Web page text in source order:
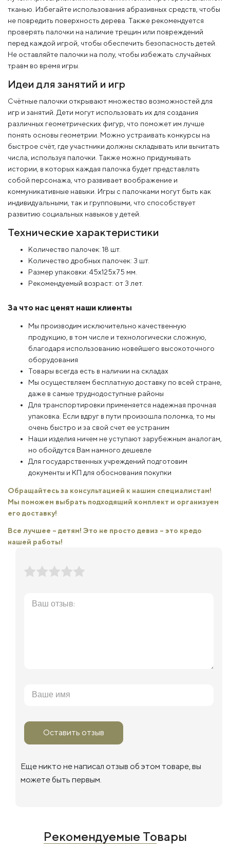
тканью. Избегайте использования абразивных средств, чтобы
не повредить поверхность дерева. Также рекомендуется
проверять палочки на наличие трещин или повреждений
перед каждой игрой, чтобы обеспечить безопасность детей.
Не оставляйте палочки на полу, чтобы избежать случайных
травм во время игры.
Идеи для занятий и игр
Счётные палочки открывают множество возможностей для
игр и занятий. Дети могут использовать их для создания
различных геометрических фигур, что поможет им лучше
понять основы геометрии. Можно устраивать конкурсы на
быстрое счёт, где участники должны складывать или вычитать
числа, используя палочки. Также можно придумывать
истории, в которых каждая палочка будет представлять
собой персонажа, что развивает воображение и
коммуникативные навыки. Игры с палочками могут быть как
индивидуальными, так и групповыми, что способствует
развитию социальных навыков у детей.
Технические характеристики
Количество палочек: 18 шт.
Количество дробных палочек: 3 шт.
Размер упаковки: 45х125х75 мм.
Рекомендуемый возраст: от 3 лет.
За что нас ценят наши клиенты
Мы производим исключительно качественную
продукцию, в том числе и технологически сложную,
благодаря использованию новейшего высокоточного
оборудования
Товары всегда есть в наличии на складах
Мы осуществляем бесплатную доставку по всей стране,
даже в самые труднодоступные районы
Для транспортировки применяется надежная прочная
упаковка. Если вдруг в пути произошла поломка, то мы
очень быстро и за свой счет ее устраним
Наши изделия ничем не уступают зарубежным аналогам,
но обойдутся Вам намного дешевле
Для государственных учреждений подготовим
документы и КП для обоснования покупки
Обращайтесь за консультацией к нашим специалистам!
Мы поможем выбрать подходящий комплект и организуем
его доставку!
Все лучшее – детям! Это не просто девиз – это кредо
нашей работы!
Оставить отзыв
Еще никто не написал отзыв об этом товаре, вы
можете быть первым.
Рекомендуемые Товары